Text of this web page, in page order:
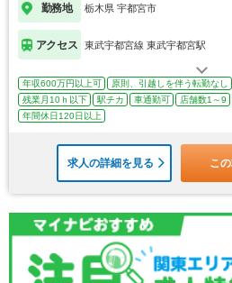
勤務地 栃木県 宇都宮市
アクセス 東武宇都宮線 東武宇都宮駅
年収600万円以上可 原則、引越しを伴う転勤なし
残業月10ｈ以下
駅チカ 車通勤可 店舗数1～9
年間休日120日以上
求人の詳細を見る こ